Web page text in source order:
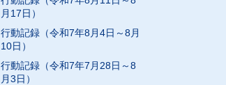
月17日）
行動記録（令和7年8月4日～8月
10日）
行動記録（令和7年7月28日～8
月3日）